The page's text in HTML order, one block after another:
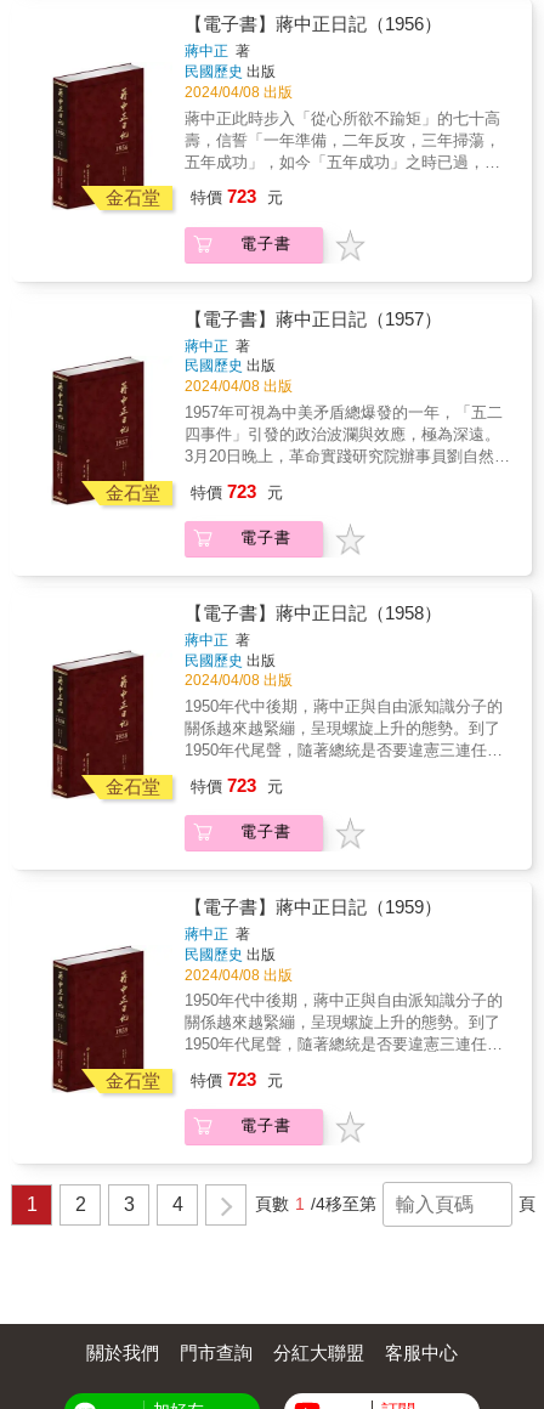
國阿波羅十一號太空人成功登陸月球，太空人
留置探測器材，與美國總統尼克森進行長距離
通話。這都是當時美國科技水準應用的具體表
現，是20世紀重要事件之一。蔣中正對此，注
意到當美國進行登陸月球行動時，蘇聯發送無
人太空船，採取月球土壤進行地質分析。美蘇
之間的冷戰、科技競爭，不止在地球，也跨出
地球以外，從科技到宣傳，顯然是軍人蔣中正
所注意到的面向。 從「冷戰」往「太平」前
意義及視野高度。不過，他自然未能預料，衝
擊中華民國外交、內政的重重浪潮，已醞釀且
蓄勢待發。 本年日記主要內容包括：「金碗
案」牽動的高層人事、美換大使百感交集、守
勢態度的外交、人事軍事新陳代謝、窄門何時
為君開。
備◆ 將軍愁日暮 旦旦志未酬 蔣中正最後三年
的日記所記錄的，給人的感受是，蔣即使有鋼
鐵般的意志，最終也難逃病魔之苦。同一時代
的「大人物」如毛澤東、周恩來，他們的一生
故事繁複如謎，但誰也逃不了共同與個別的
「衰老史」。1971年中，「老蔣」病象開始顯
著，尤其手抖致使日記時斷時續。1972年7月21
日，往常一樣的紀事，至此，戛然而止。再三
年的1975年4月初，油盡燈枯，他以八九高齡，
走盡人生，走入歷史。蔣中正是「凡人」，又
是「要人」，他不造作，很真實。日記中晚年
病痛，無不一一如實記錄，且全數公諸於世，
必有如此雅量，但蔣中正式「沒什麼不可告
人」的坦蕩，他本人、他家人，都應獲得掌
聲。最後三年的日記，主要內容包括：拿捏生
命之常面對變局、應對民主化與本土化、「冷
戰外交」中的「洋鬼子」、「冷戰外交」中的
「俄國佬」、廉頗老矣。
地，因兵力懸殊，最終全島官兵為國犧牲，王
生明引爆最後一枚手榴彈，壯烈成仁，追晉少
將。 美國建議從大陳撤退，並承諾美國將以武
裝部隊協防臺、澎。當時政府之所以決定從大
陳撤退，雖係考量共軍已掌握大陳島周邊制
空、制海權，但主要因素仍是來自美國方面的
壓力與催促。2月5日，蔣中正召集軍事會談，
決定接受美國掩護大陳軍民之撤退，與同意美
國之聲明稿。美國於6日上午5時，下達實施掩
乃同步下令大陳軍民撤退。2月8日起先撤民眾
一萬六千餘人，並致函蔣經國，令其在大陳督
導軍民安全撤退。為順利完成軍民的撤退，擬
上居民成功撤抵臺灣，即「大陳義胞」。不
久，中共便攻占全部浙東沿海島嶼。 在浙江沿
海軍事行動結束，金門、馬祖獲得協防地位，
局勢暫定，接著處理人事紛爭。孫立人與美方
關係密切，但與周至柔、陳誠、蔣經國意見相
左，最後終於爆發「孫立人案」。雖然孫立人
辭職候查，但並不承認其責任與此案關係。蔣
國防部隨時察考，以觀後效。」 至此孫立人案
暫告一段落，這一「察考」，就是軟禁了三十
三年的歲月。 外交方面，《中美共同防禦條
方仍有許多歧見，美國長期以來對政工制度不
滿，據美軍顧問團海軍組報告，國軍海軍軍官
升遷，仍有政工人員干涉，蔣中正則強調絕無
此事。1955年3月3日，美國國務卿杜勒斯來臺
舉行交換《中美共同防禦條約》之手續，算是
為協防問題的爭執劃下句點。 至於英、蘇協商
聯合國新會員國問題，蘇聯大力推動外蒙古入
會。蔣中正表示外蒙古加入聯合國一案，中華
民國決使用否決權之立場。美國則利用輿論壓
正堅持立場，12月13日，駐聯合國代表蔣廷黻
極力主張全蒙古是中國的一部分，並行使否決
權，是中華民國在安理會僅有的一次否決權行
使。 本書特色 寄存於美國史丹福大學胡佛研究
所的「蔣中正日記」，自2006年開放以來，引
來各地歷史研究者競相閱覽、關注與利用，帶
動蔣中正研究與民國史研究的熱潮。2023年9月
日記歸返國史館，民國歷史文化學社取得國史
館獨家授權，2023年10月31日率先出版1948年
至1954年蔣中正第一屆總統任期間日記，2024
年4月5日接續出版第二任總統任期內日記，共
六冊。 以毛筆行草的日記原稿，閱讀實為不
易。本書根據蔣中正親筆書寫的日記手稿，以
逐字打字校對的方式，忠實呈現日記的原貌。
對日記涉及的人物與事件，詳加註釋，力求周
海內外最具正統、真實、權威之版本。 ★本
書獨家特色★ 1. 以手稿本為依據，真實鍵錄 2.
審慎校對，錯漏別字，詳細註記 3. 加註人名及
金石堂
【電子書】蔣中正日記（1956）
蔣中正 著
民國歷史 出版
2024/04/08 出版
蔣中正此時步入「從心所欲不踰矩」的七十高
壽，信誓「一年準備，二年反攻，三年掃蕩，
五年成功」，如今「五年成功」之時已過，並
記中，可以觀察到軍事反攻與建設的結合，以
及反共宣傳管道的擴充。 1953年至1956年實施
之第一期四年經建計劃的規劃及執行，可說是
後續推動經建計畫建立雛形。但這些經建計
劃，還是要為「軍事」服務的。也就是說，
「臺灣」作為「復興基地」，自有「從頭、從
新開始」之意，建設「復興基地」，自然是為
了「反攻大陸」而服務。 而在反共的部分，本
年重要工作之一便是《蘇俄在中國》書稿的修
訂。出版之後，迅速動用資源，翻譯為英、日
兩種語文發行，並進行系統性的宣傳，一年之
內加印十版，被稱為「官製歷史」集大成之
攸關國家存亡、人民禍福，與革命之功敗垂
成，蔣中正對此痛切悔悟。為補充《蘇俄在中
國》書中有關西安事變的內容，蔣中正與張學
合併，再重新抄錄修改，成為〈西安事變回憶
錄〉的基本內容。張學良的自我書寫，經過不
斷的修正，看出蔣中正主導西安事變回憶走向
的意圖，甚為鮮明。 在《蘇俄在中國》書中，
雖未明言中共、蘇共是「無宗教」者，亦即基
督宗教的敵人，但在日記中記錄與華籍、外籍
傳教士的交流，可視為意圖向國外基督教社群
國史丹福大學胡佛研究所的「蔣中正日記」，
自2006年開放以來，引來各地歷史研究者競相
閱覽、關注與利用，帶動蔣中正研究與民國史
月31日率先出版1948年至1954年蔣中正第一屆
總統任期間日記，2024年4月5日接續出版第二
任總統任期內日記，共六冊。 以毛筆行草的
日記原稿，閱讀實為不易。本書根據蔣中正親
筆書寫的日記手稿，以逐字打字校對的方式，
忠實呈現日記的原貌。對日記涉及的人物與事
件，詳加註釋，力求周延，書後並附索引，方
實、權威之版本。 ★本書獨家特色★ 1. 以
字，詳細註記 3. 加註人名及重要史事，方便檢
閱 4. 配合日記內容精選珍貴照片 5. 每冊並附
索引，以利檢索 6. 國史館唯一授權，海內外最
正統版本 ◆個人捧讀．學者研究．傳家珍
典．圖書庋藏．權威必備◆ &
特價 723 元
電子書
金石堂
【電子書】蔣中正日記（1957）
蔣中正 著
民國歷史 出版
2024/04/08 出版
1957年可視為中美矛盾總爆發的一年，「五二
四事件」引發的政治波瀾與效應，極為深遠。
3月20日晚上，革命實踐研究院辦事員劉自然在
雷諾（Robert G. Reynolds）公寓外，遭槍擊身
亡。由於雷諾具有外交人員身分，不受中華民
國司法權管轄，因此我方將檢察機關調查結果
波。5月24日，劉自然遺孀到美國駐華大使館前
抗議，引發群眾聚集聲援。當日下午，美國駐
華大使館、美國新聞處等遭圍觀群眾衝入搗
毀，導致國籍及外籍人士上百人受傷，肇事者
八十七人遭到逮捕。此即「五二四事件」。 5
月24日，蔣中正人在日月潭獲報後，次日即返
臺北處理。先約見蔣經國、彭孟緝，聽取經過
情形報告，再約陳誠等會商處理方針，以免危
及中美關係。深知民族尊嚴和實際利益產生衝
（Karl L. Rankin）會見蔣中正時，曾根據現場
觀察，質疑蔣經國涉及其中，讓蔣中正內心感
到惱怒，卻不便當場發作，只能透過日記內心
北衛戍司令黃珍吾、憲兵司令劉煒、臺灣省警
務處處長樂幹，三人都「奉准撤職」。 在處理
過程中，蔣中正以父親與領導人二重角度注意
到蔣經國行事的「主觀」、「硬幹」，本愛之
深責之切的心理，認為需要困難與閱歷以磨平
其稜角。之後，蔣經國一度隱身在公共視野之
外，轉而督導退除役官兵安置以及中部橫貫公
親愛和睦日益增厚，最為欣樂」，或可視為兩
蔣父子在處理臺北「五二四事件」後，進一步
鞏固彼此間的親情羈絆。 本書特色 寄存於美國
覽、關注與利用，帶動蔣中正研究與民國史研
究的熱潮。2023年9月日記歸返國史館，民國歷
書寫的日記手稿，以逐字打字校對的方式，忠
件，詳加註釋，力求周延，書後並附索引，方
特價 723 元
電子書
金石堂
【電子書】蔣中正日記（1958）
蔣中正 著
民國歷史 出版
2024/04/08 出版
1950年代中後期，蔣中正與自由派知識分子的
關係越來越緊繃，呈現螺旋上升的態勢。到了
1950年代尾聲，隨著總統是否要違憲三連任的
不免攀到政治衝突的頂點。此外，中國國民黨
自來臺灣實施改造開始，就高揚「革命民主」
大纛，翻新派系代理結構，重整執政團隊，黨
年，就是這股朝野對峙╱朝朝有隙走勢中的關
鍵年分。 上半年，監察院處理「行政院長俞鴻
鈞彈劾案」餘音猶繞，「出版法修正草案」審
議風潮旋踵而至。這些案子一體捲入了行政體
系與國會、黨機器與從政黨員，甚至輿論界和
知識分子等公共角色，任由他們互競激越，蔚
為連續的滔天政潮。同一期間，蔣中正日記則
是難掩煩悶與憂慮，甚至把原本應該在「反共
建國」使命下，共持共需的一批黨籍中央民
列。退一步看，蔣中正在日記中的話語，即便
只是忘情奔肆的私密表示，也足以看作黨國內
外動態俱烈的一手見證。 下半年，中東「伊拉
克革命」、「黎巴嫩危機」相繼發生，強烈衝
擊到美國的戰略建構，蔣中正認為這是蘇共
「顛覆」全球的陰謀。8月，「金門砲戰」爆
實，但仍不失為一位反共強人在冷戰敵我觀念
中的階段性內核展示。進一步說，美國在砲戰
特價 723 元
電子書
金石堂
【電子書】蔣中正日記（1959）
蔣中正 著
民國歷史 出版
2024/04/08 出版
1950年代中後期，蔣中正與自由派知識分子的
關係越來越緊繃，呈現螺旋上升的態勢。到了
1950年代尾聲，隨著總統是否要違憲三連任的
不免攀到政治衝突的頂點。此外，中國國民黨
自來臺灣實施改造開始，就高揚「革命民主」
大纛，翻新派系代理結構，重整執政團隊，黨
年，就是這股朝野對峙╱朝朝有隙走勢中的關
鍵年分。 上半年，監察院處理「行政院長俞鴻
為連續的滔天政潮。同一期間，蔣中正日記則
是難掩煩悶與憂慮，甚至把原本應該在「反共
代、自由派知識分子，通通劃為通謀的敵人行
特價 723 元
電子書
1 2 3 4 頁數 1 /4移至第 頁
關於我們 門市查詢 分紅大聯盟 客服中心